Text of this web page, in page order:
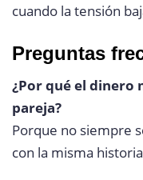
cuando la tensión
Preguntas
¿Por qué el dinero
pareja?
Porque no siempre
con la misma